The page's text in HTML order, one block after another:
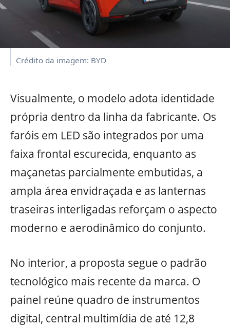
Crédito da imagem: BYD
Visualmente, o modelo adota identidade
própria dentro da linha da fabricante. Os
faróis em LED são integrados por uma
faixa frontal escurecida, enquanto as
maçanetas parcialmente embutidas, a
ampla área envidraçada e as lanternas
traseiras interligadas reforçam o aspecto
moderno e aerodinâmico do conjunto.
No interior, a proposta segue o padrão
tecnológico mais recente da marca. O
painel reúne quadro de instrumentos
digital, central multimídia de até 12,8